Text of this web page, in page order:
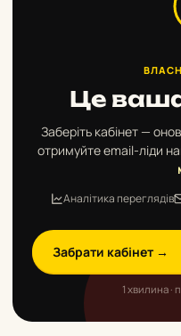
Це
Заберіть кабінет —
отримуйте email-ліди
Аналітика переглядів
Забрати кабінет →
1 хвилина ·